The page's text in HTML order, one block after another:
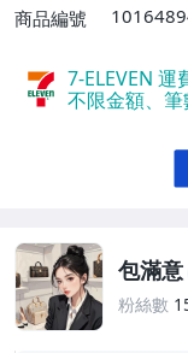
商品編號
7-ELEVEN 運
不限金額、筆
包滿意
粉絲數